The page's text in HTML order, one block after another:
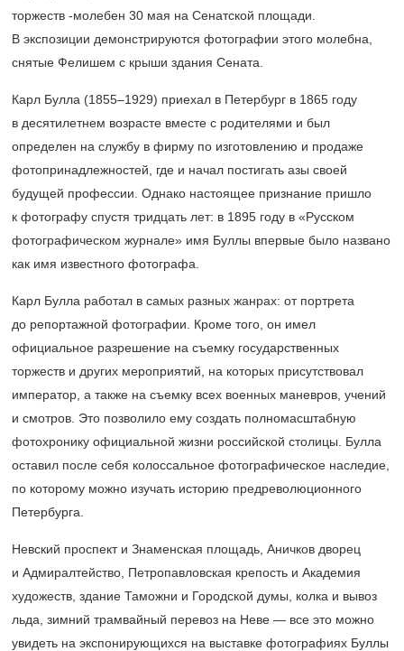
торжеств -молебен 30 мая на Сенатской площади.
В экспозиции демонстрируются фотографии этого молебна,
снятые Фелишем с крыши здания Сената.
Карл Булла (1855–1929) приехал в Петербург в 1865 году
в десятилетнем возрасте вместе с родителями и был
определен на службу в фирму по изготовлению и продаже
фотопринадлежностей, где и начал постигать азы своей
будущей профессии. Однако настоящее признание пришло
к фотографу спустя тридцать лет: в 1895 году в «Русском
фотографическом журнале» имя Буллы впервые было названо
как имя известного фотографа.
Карл Булла работал в самых разных жанрах: от портрета
до репортажной фотографии. Кроме того, он имел
официальное разрешение на съемку государственных
торжеств и других мероприятий, на которых присутствовал
император, а также на съемку всех военных маневров, учений
и смотров. Это позволило ему создать полномасштабную
фотохронику официальной жизни российской столицы. Булла
оставил после себя колоссальное фотографическое наследие,
по которому можно изучать историю предреволюционного
Петербурга.
Невский проспект и Знаменская площадь, Аничков дворец
и Адмиралтейство, Петропавловская крепость и Академия
художеств, здание Таможни и Городской думы, колка и вывоз
льда, зимний трамвайный перевоз на Неве — все это можно
увидеть на экспонирующихся на выставке фотографиях Буллы